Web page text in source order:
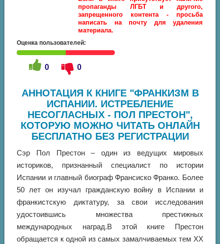
пропаганды ЛГБТ и другого,
запрещенного контента - просьба
написать на почту для удаления
материала.
Оценка пользователей:
0 0
АННОТАЦИЯ К КНИГЕ "ФРАНКИЗМ В
ИСПАНИИ. ИСТРЕБЛЕНИЕ
НЕСОГЛАСНЫХ - ПОЛ ПРЕСТОН",
КОТОРУЮ МОЖНО ЧИТАТЬ ОНЛАЙН
БЕСПЛАТНО БЕЗ РЕГИСТРАЦИИ
Сэр Пол Престон – один из ведущих мировых
историков, признанный специалист по истории
Испании и главный биограф Франсиско Франко. Более
50 лет он изучал гражданскую войну в Испании и
франкистскую диктатуру, за свои исследования
удостоившись множества престижных
международных наград.В этой книге Престон
обращается к одной из самых замалчиваемых тем XX